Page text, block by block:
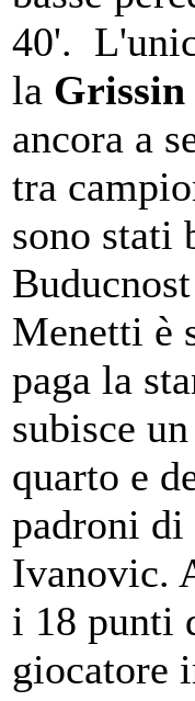
40'.
la Grissin
ancora a
tra
sono stati
Menetti è
paga la
subisce
quarto e
padroni di
Ivanovic.
i 18 punti
giocatore